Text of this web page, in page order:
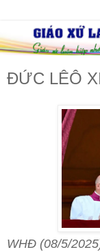
ĐỨC LÊÔ
WHĐ (08/5/